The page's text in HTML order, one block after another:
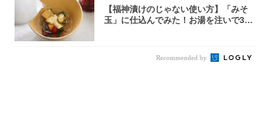
【福神漬けのじゃない使い方】「みそ
玉」に仕込んでみた！お湯を注いで30
Recommended by